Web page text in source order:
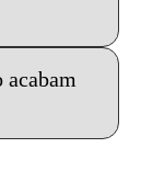
acabam